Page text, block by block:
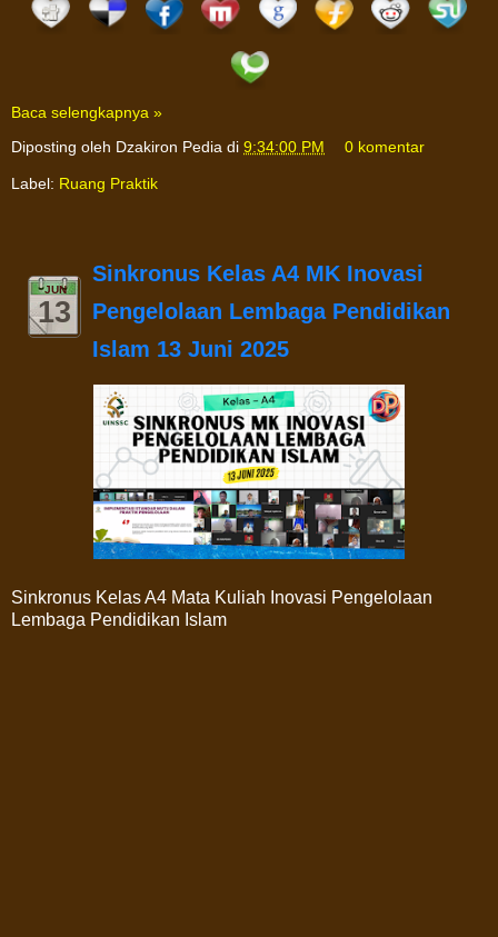
Baca selengkapnya »
Diposting oleh Dzakiron Pedia di 9:34:00 PM 0 komentar
Label: Ruang Praktik
JUN
13
Sinkronus Kelas A4 MK Inovasi
Pengelolaan Lembaga Pendidikan
Islam 13 Juni 2025
Sinkronus Kelas A4 Mata Kuliah Inovasi Pengelolaan
Lembaga Pendidikan Islam